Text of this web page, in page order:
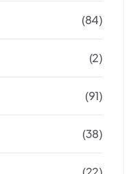
(84)
(2)
(91)
(38)